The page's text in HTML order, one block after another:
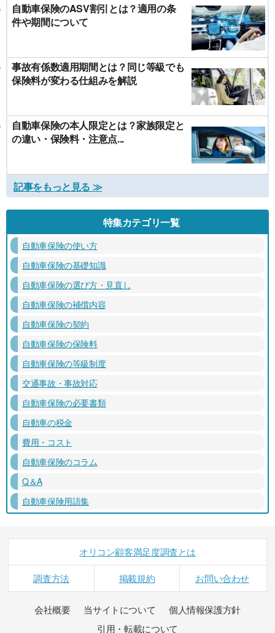
自動車保険のASV割引とは？適用の条
件や期間について
事故有係数適用期間とは？同じ等級でも
保険料が変わる仕組みを解説
自動車保険の本人限定とは？家族限定と
の違い・保険料・注意点...
記事をもっと見る ≫
特集カテゴリ一覧
自動車保険の使い方
自動車保険の基礎知識
自動車保険の選び方・見直し
自動車保険の補償内容
自動車保険の契約
自動車保険の保険料
自動車保険の等級制度
交通事故・事故対応
自動車保険の必要書類
自動車の税金
費用・コスト
自動車保険のコラム
Q＆A
自動車保険用語集
オリコン顧客満足度調査とは
調査方法 掲載規約 お問い合わせ
会社概要 当サイトについて
個人情報保護方針
引用・転載について